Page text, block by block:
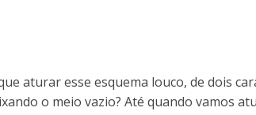
aturar esse esquema louco, de dois
o meio vazio? Até quando vamos